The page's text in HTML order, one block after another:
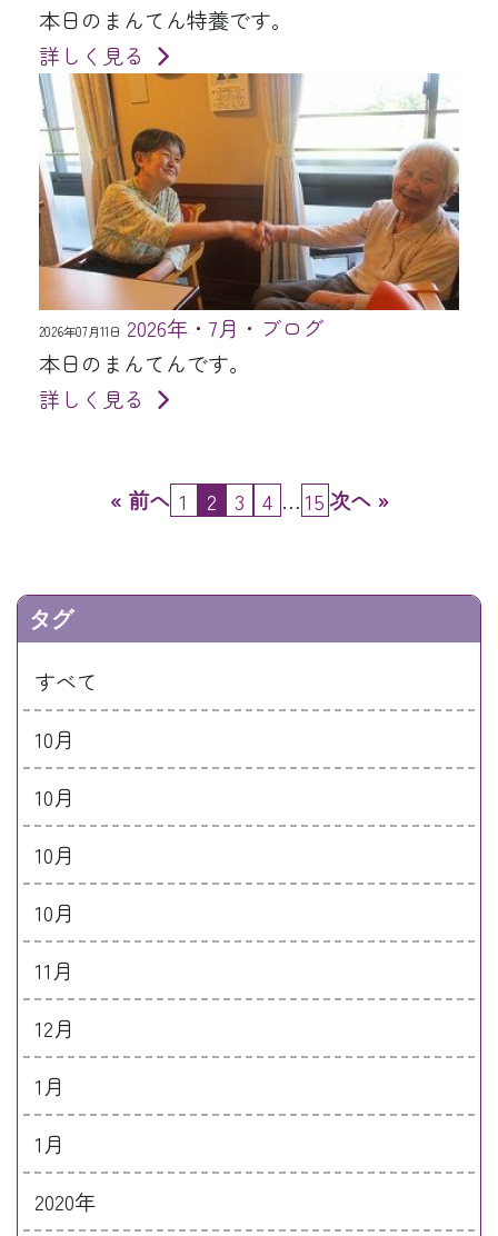
本日のまんてん特養です。
詳しく見る
2026年07月11日 2026年・7月・ブログ
本日のまんてんです。
詳しく見る
« 前へ 1 2 3 4 …15 次へ »
タグ
すべて
10月
10月
10月
10月
11月
12月
1月
1月
2020年